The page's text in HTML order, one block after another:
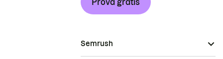
Prova gratis
Semrush